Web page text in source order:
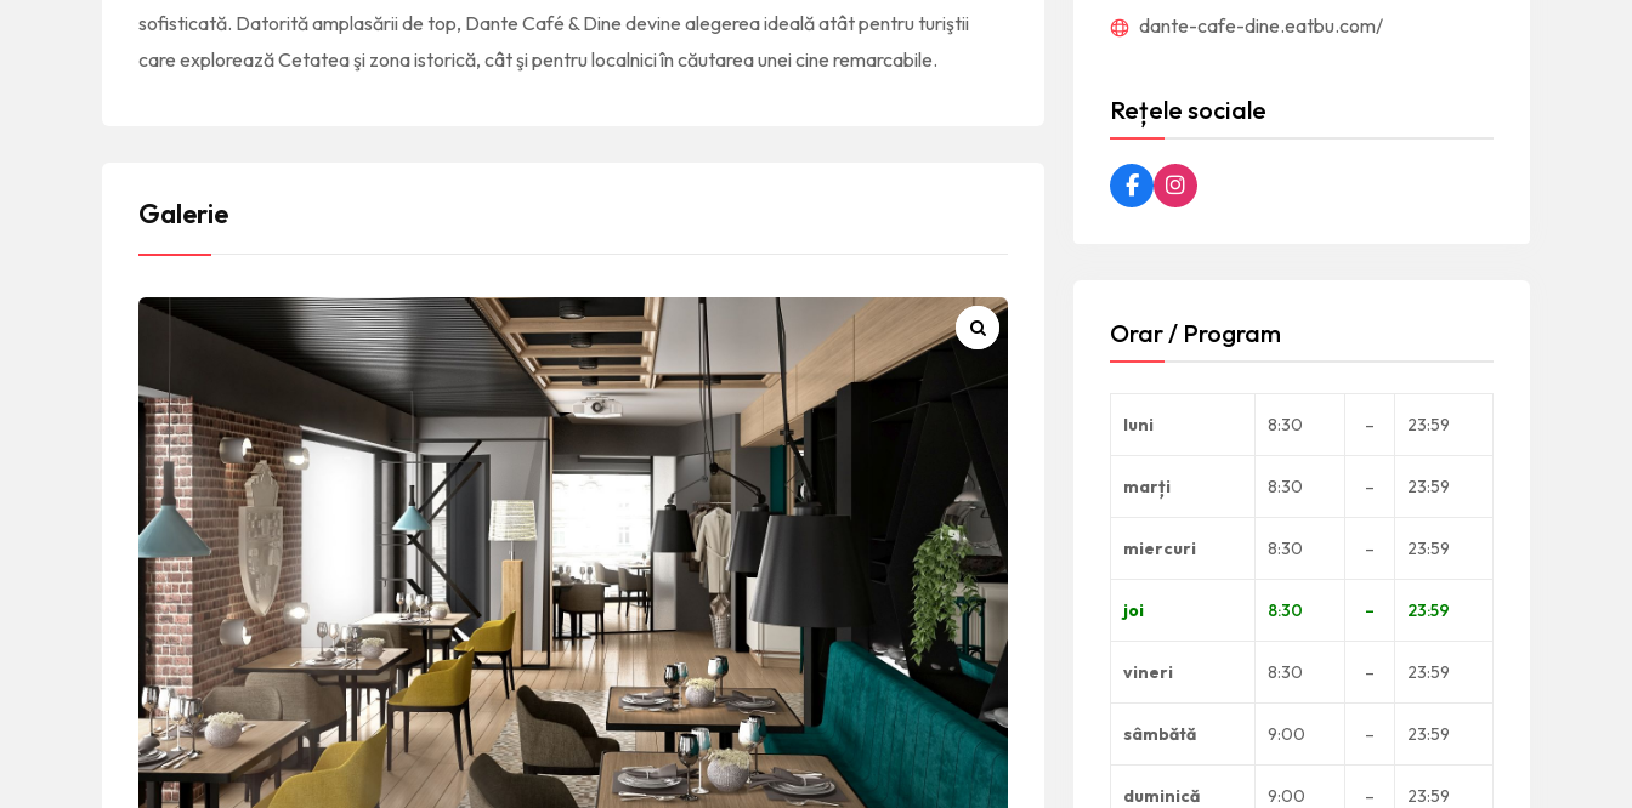
sofisticată. Datorită amplasării de top, Dante Café & Dine devine alegerea ideală atât pentru turiştii
care explorează Cetatea şi zona istorică, cât şi pentru localnici în căutarea unei cine remarcabile.
Galerie
dante-cafe-dine.eatbu.com/
Rețele sociale
Orar / Program
luni 8:30 – 23:59
marți 8:30 – 23:59
miercuri 8:30 – 23:59
joi 8:30 – 23:59
vineri 8:30 – 23:59
sâmbătă 9:00 – 23:59
duminică 9:00 – 23:59